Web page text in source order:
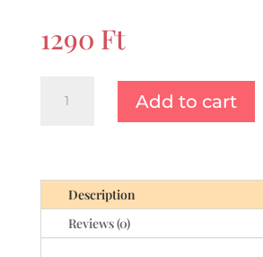
1290 Ft
eukaliptusz
rusztikus
fa
tábla
Add to cart
Description
Reviews (0)